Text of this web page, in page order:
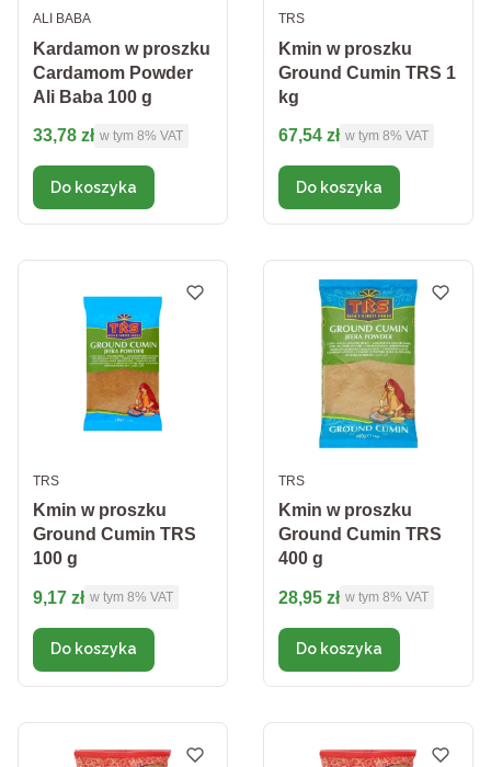
Kardamon w proszku
Cardamom Powder
Ali Baba 100 g
PRODUCENT
ALI BABA
Cena brutto
33,78 zł w tym %s VAT
w tym 8% VAT
Do koszyka
Kmin w proszku
Ground Cumin TRS 1
kg
PRODUCENT
TRS
Cena brutto
67,54 zł w tym %s VAT
w tym 8% VAT
Do koszyka
Kmin w proszku
Ground Cumin TRS
100 g
PRODUCENT
TRS
Cena brutto
9,17 zł w tym %s VAT
w tym 8% VAT
Do koszyka
Kmin w proszku
Ground Cumin TRS
400 g
PRODUCENT
TRS
Cena brutto
28,95 zł w tym %s VAT
w tym 8% VAT
Do koszyka